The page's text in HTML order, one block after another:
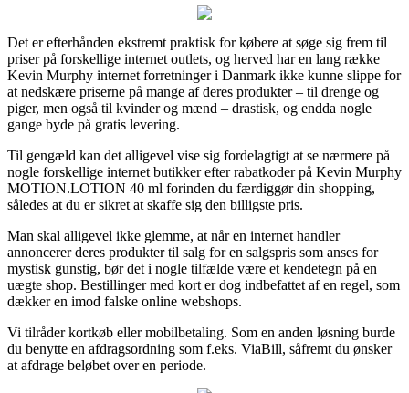
Det er efterhånden ekstremt praktisk for købere at søge sig frem til
priser på forskellige internet outlets, og herved har en lang række
Kevin Murphy internet forretninger i Danmark ikke kunne slippe for
at nedskære priserne på mange af deres produkter – til drenge og
piger, men også til kvinder og mænd – drastisk, og endda nogle
gange byde på gratis levering.
Til gengæld kan det alligevel vise sig fordelagtigt at se nærmere på
nogle forskellige internet butikker efter rabatkoder på Kevin Murphy
MOTION.LOTION 40 ml forinden du færdiggør din shopping,
således at du er sikret at skaffe sig den billigste pris.
Man skal alligevel ikke glemme, at når en internet handler
annoncerer deres produkter til salg for en salgspris som anses for
mystisk gunstig, bør det i nogle tilfælde være et kendetegn på en
uægte shop. Bestillinger med kort er dog indbefattet af en regel, som
dækker en imod falske online webshops.
Vi tilråder kortkøb eller mobilbetaling. Som en anden løsning burde
du benytte en afdragsordning som f.eks. ViaBill, såfremt du ønsker
at afdrage beløbet over en periode.